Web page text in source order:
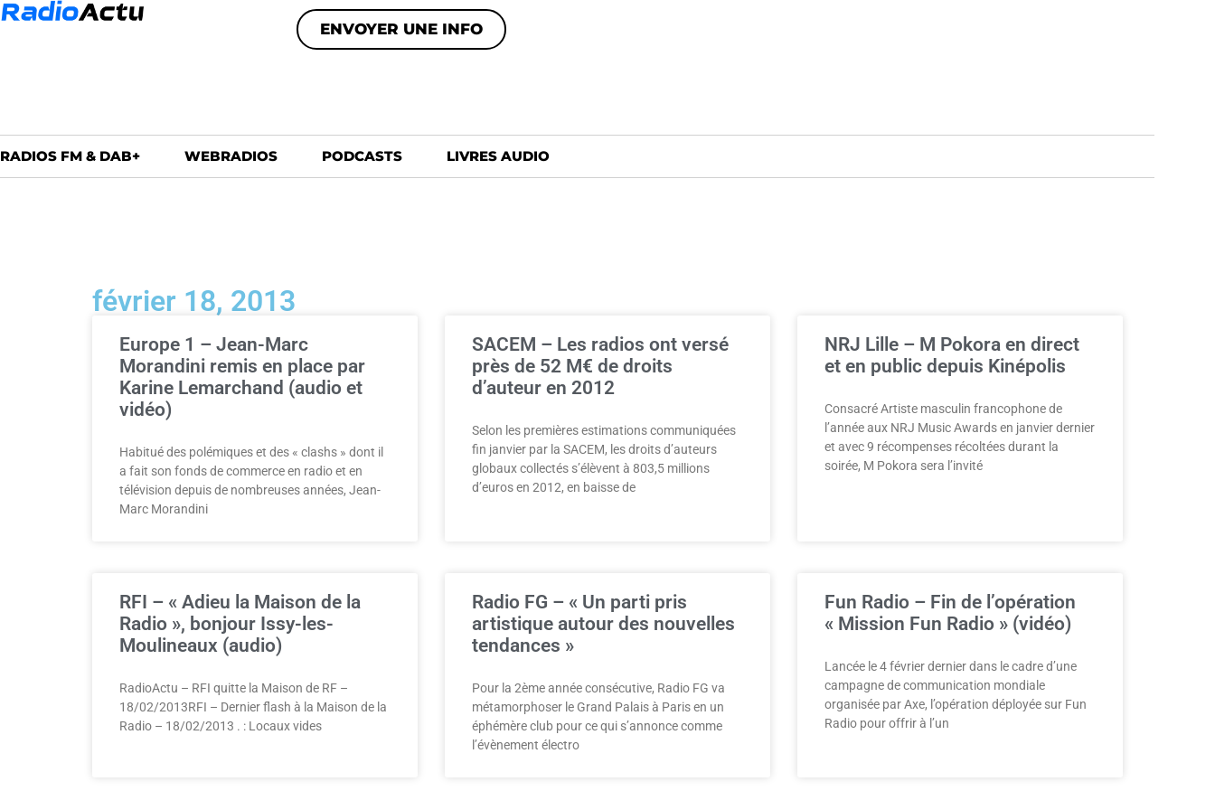
ENVOYER UNE INFO
RADIOS FM & DAB+ WEBRADIOS PODCASTS LIVRES AUDIO
février 18, 2013
Europe 1 – Jean-Marc
Morandini remis en place par
Karine Lemarchand (audio et
vidéo)
Habitué des polémiques et des « clashs » dont il
a fait son fonds de commerce en radio et en
télévision depuis de nombreuses années, Jean-
Marc Morandini
SACEM – Les radios ont versé
près de 52 M€ de droits
d’auteur en 2012
Selon les premières estimations communiquées
fin janvier par la SACEM, les droits d’auteurs
globaux collectés s’élèvent à 803,5 millions
d’euros en 2012, en baisse de
NRJ Lille – M Pokora en direct
et en public depuis Kinépolis
Consacré Artiste masculin francophone de
l’année aux NRJ Music Awards en janvier dernier
et avec 9 récompenses récoltées durant la
soirée, M Pokora sera l’invité
RFI – « Adieu la Maison de la
Radio », bonjour Issy-les-
Moulineaux (audio)
RadioActu – RFI quitte la Maison de RF –
18/02/2013RFI – Dernier flash à la Maison de la
Radio – 18/02/2013 . : Locaux vides
Radio FG – « Un parti pris
artistique autour des nouvelles
tendances »
Pour la 2ème année consécutive, Radio FG va
métamorphoser le Grand Palais à Paris en un
éphémère club pour ce qui s’annonce comme
l’évènement électro
Fun Radio – Fin de l’opération
« Mission Fun Radio » (vidéo)
Lancée le 4 février dernier dans le cadre d’une
campagne de communication mondiale
organisée par Axe, l’opération déployée sur Fun
Radio pour offrir à l’un